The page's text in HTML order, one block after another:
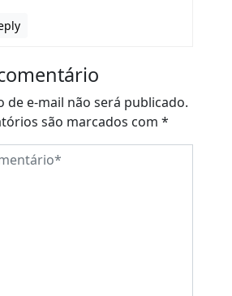
de e-mail não será publicado.
são marcados com *